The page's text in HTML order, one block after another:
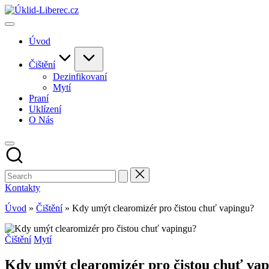
Skip
to
Úvod
Čištění
Dezinfikovaní
Mytí
Praní
Uklízení
O Nás
Kontakty
Úvod » Čištění» Kdy umýt clearomizér pro čistou chuť vapingu?
Posted
Čištění Mytí
Kdy umýt clearomizér pro čistou chuť